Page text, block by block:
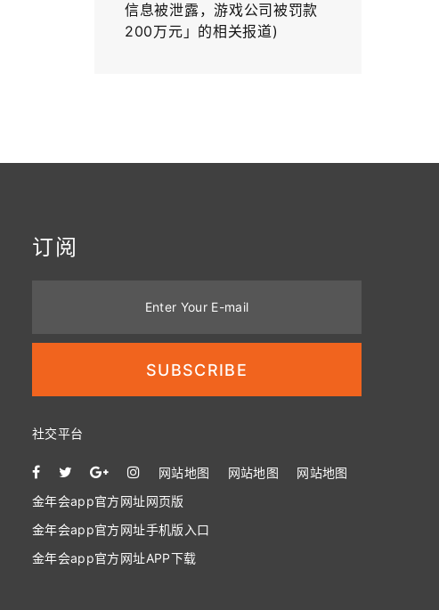
信息被泄露，游戏公司被罚款
200万元」的相关报道)
订阅
Enter Your E-mail
SUBSCRIBE
社交平台
网站地图 网站地图
网站地图
金年会app官方网址网页版
金年会app官方网址手机版入口
金年会app官方网址APP下载